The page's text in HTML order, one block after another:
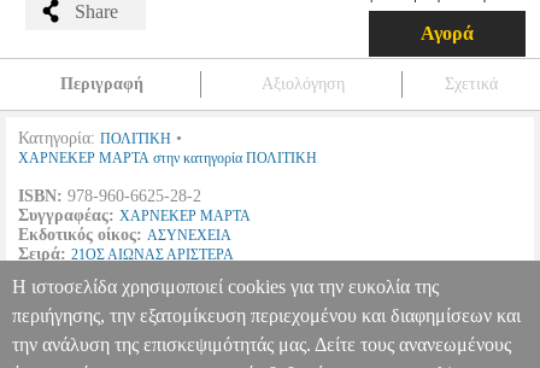
Share
Αγορά
Περιγραφή Αξιολόγηση Σχετικά
Κατηγορία: ΠΟΛΙΤΙΚΗ •
ΧΑΡΝΕΚΕΡ ΜΑΡΤΑ στην κατηγορία ΠΟΛΙΤΙΚΗ
ISBN: 978-960-6625-28-2
Συγγραφέας: ΧΑΡΝΕΚΕΡ ΜΑΡΤΑ
Εκδοτικός οίκος: ΑΣΥΝΕΧΕΙΑ
Σειρά: 21ΟΣ ΑΙΩΝΑΣ ΑΡΙΣΤΕΡΑ
Διαστάσεις:14Χ21
Ημερομηνία Έκδοσης: Ιούνιος 2015
ΙΔΕΕΣ ΓΙΑ ΤΟΝ ΑΓΩΝΑ-ΕΡΓΑΛΕΙΑ ΠΟΛΙΤΙΚΗΣ BKS.0952530
Η ιστοσελίδα χρησιμοποιεί cookies για την ευκολία της
περιήγησης, την εξατομίκευση περιεχομένου και διαφημίσεων και
την ανάλυση της επισκεψιμότητάς μας. Δείτε τους ανανεωμένους